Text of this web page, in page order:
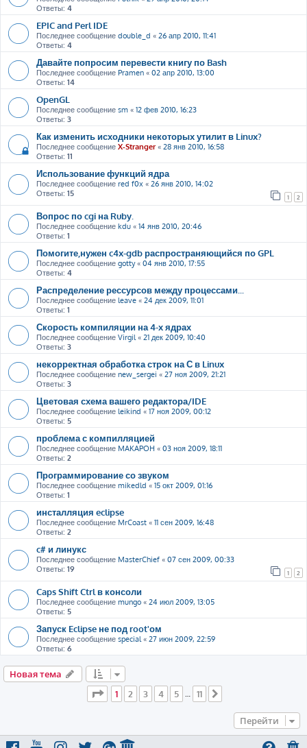
Ответы: 4
EPIC and Perl IDE
Последнее сообщение double_d « 26 апр 2010, 11:41
Ответы: 4
Давайте попросим перевести книгу по Bash
Последнее сообщение Pramen « 02 апр 2010, 13:00
Ответы: 14
OpenGL
Последнее сообщение sm « 12 фев 2010, 16:23
Ответы: 3
Как изменить исходники некоторых утилит в Linux?
Последнее сообщение X-Stranger« 28 янв 2010, 16:58
Ответы: 11
Использование функций ядра
Последнее сообщение red f0x « 26 янв 2010, 14:02
Ответы: 15 1 2
Вопрос по cgi на Ruby.
Последнее сообщение kdu « 14 янв 2010, 20:46
Ответы: 1
Помогите,нужен c4x-gdb распространяющийся по GPL
Последнее сообщение gotty« 04 янв 2010, 17:55
Ответы: 4
Распределение рессурсов между процессами...
Последнее сообщение leave « 24 дек 2009, 11:01
Ответы: 1
Скорость компиляции на 4-х ядрах
Последнее сообщение Virgil« 21 дек 2009, 10:40
Ответы: 3
некорректная обработка строк на С в Linux
Последнее сообщение new_sergei « 27 ноя 2009, 21:21
Ответы: 3
Цветовая схема вашего редактора/IDE
Последнее сообщение leikind « 17 ноя 2009, 00:12
Ответы: 5
проблема с компилляцией
Последнее сообщение MAKAPOH « 03 ноя 2009, 18:11
Ответы: 2
Программирование со звуком
Последнее сообщение mikedld « 15 окт 2009, 01:16
Ответы: 1
инсталляция eclipse
Последнее сообщение MrCoast « 11 сен 2009, 16:48
Ответы: 2
c# и линукс
Последнее сообщение MasterChief « 07 сен 2009, 00:33
Ответы: 19 1 2
Caps Shift Ctrl в консоли
Последнее сообщение mungo « 24 июл 2009, 13:05
Ответы: 5
Запуск Eclipse не под root'ом
Последнее сообщение special« 27 июн 2009, 22:59
Ответы: 6
Новая тема
Страница
из
1 2 3 4 5 … 11
Перейти